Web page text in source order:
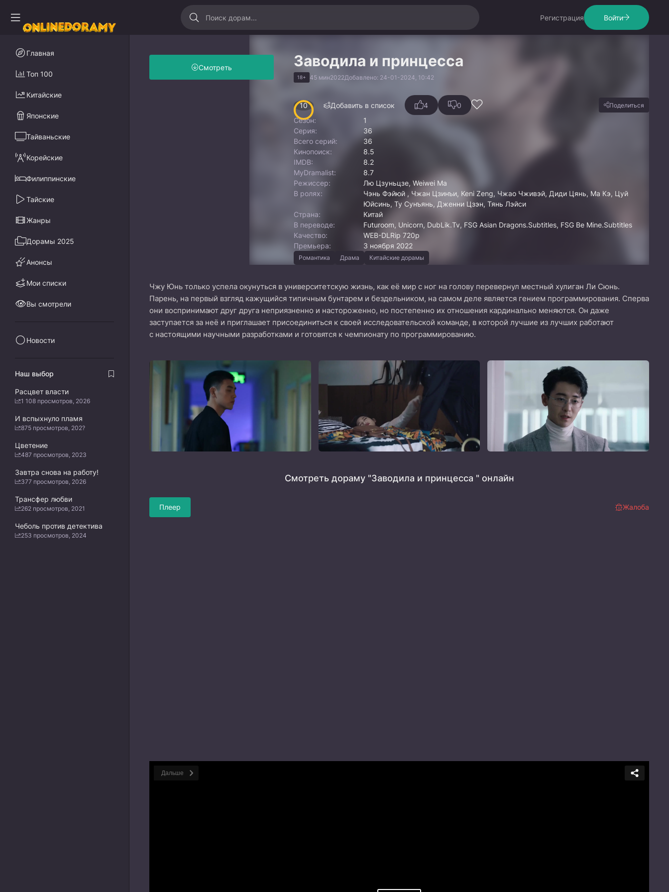
Регистрация Войти
Заводила и принцесса
18+ 45 мин2022Добавлено: 24-01-2024, 10:42
Смотреть
10 Добавить в список 4 0 Поделиться
Сезон:
1
Серия:
36
Всего серий:
36
Кинопоиск:
8.5
IMDB:
8.2
MyDramalist:
8.7
Режиссер:
Лю Цзуньцзе, Weiwei Ma
В ролях:
Чэнь Фэйюй , Чжан Цзинъи, Keni Zeng, Чжао Чживэй, Диди Цянь, Ма Кэ, Цуй
Юйсинь, Ту Сунъянь, Дженни Цзэн, Тянь Лэйси
Страна:
Китай
В переводе:
Futuroom, Unicorn, DubLik.Tv, FSG Asian Dragons.Subtitles, FSG Be Mine.Subtitles
Качество:
WEB-DLRip 720p
Премьера:
3 ноября 2022
Романтика Драма Китайские дорамы
Чжу Юнь только успела окунуться в университетскую жизнь, как её мир с ног на голову перевернул местный хулиган Ли Сюнь.
Парень, на первый взгляд кажущийся типичным бунтарем и бездельником, на самом деле является гением программирования. Сперва
они воспринимают друг друга неприязненно и настороженно, но постепенно их отношения кардинально меняются. Он даже
заступается за неё и приглашает присоединиться к своей исследовательской команде, в которой лучшие из лучших работают
с настоящими научными разработками и готовятся к чемпионату по программированию.
Смотреть дораму "Заводила и принцесса " онлайн
Плеер Жалоба
Главная
Топ 100
Китайские
Японские
Тайваньские
Корейские
Филиппинские
Тайские
Жанры
Дорамы 2025
Анонсы
Мои списки
Вы смотрели
Новости
Наш выбор
Расцвет власти
1 108 просмотров, 2026
И вспыхнуло пламя
875 просмотров, 202?
Цветение
487 просмотров, 2023
Завтра снова на работу!
377 просмотров, 2026
Трансфер любви
262 просмотров, 2021
Чеболь против детектива
253 просмотров, 2024